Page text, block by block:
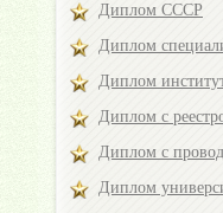
Диплом СССР
Диплом
Диплом
Диплом с
Диплом с
Диплом